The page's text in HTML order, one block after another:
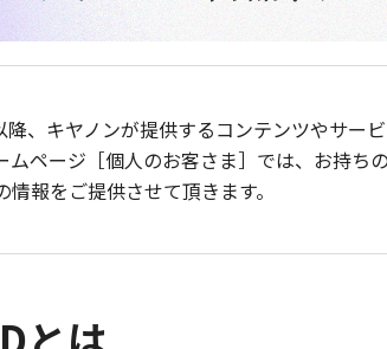
降、キヤノンが提供するコンテンツやサー
ムページ［個人のお客さま］では、お持
情報をご提供させて頂きます。